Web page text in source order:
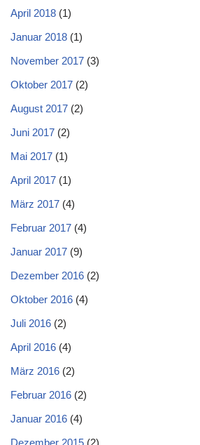
April 2018 (1)
Januar 2018 (1)
November 2017 (3)
Oktober 2017 (2)
August 2017 (2)
Juni 2017 (2)
Mai 2017 (1)
April 2017 (1)
März 2017 (4)
Februar 2017 (4)
Januar 2017 (9)
Dezember 2016 (2)
Oktober 2016 (4)
Juli 2016 (2)
April 2016 (4)
März 2016 (2)
Februar 2016 (2)
Januar 2016 (4)
Dezember 2015 (2)